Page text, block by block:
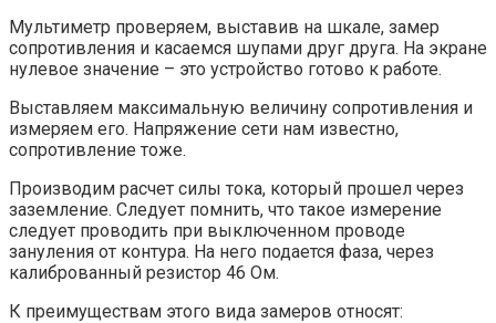
Мультиметр проверяем, выставив на шкале, замер
сопротивления и касаемся шупами друг друга. На экране
нулевое значение – это устройство готово к работе.
Выставляем максимальную величину сопротивления и
измеряем его. Напряжение сети нам известно,
сопротивление тоже.
Производим расчет силы тока, который прошел через
заземление. Следует помнить, что такое измерение
следует проводить при выключенном проводе
зануления от контура. На него подается фаза, через
калиброванный резистор 46 Ом.
К преимуществам этого вида замеров относят: